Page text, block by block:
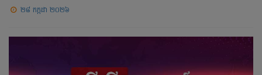
២៨ កក្កដា ២០២៦